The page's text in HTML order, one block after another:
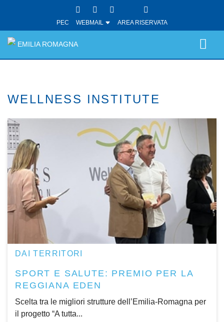
PEC WEBMAIL AREA RISERVATA
EMILIA ROMAGNA
WELLNESS INSTITUTE
DAI TERRITORI
SPORT E SALUTE: PREMIO PER LA
REGGIANA EDEN
Scelta tra le migliori strutture dell’Emilia-Romagna per
il progetto “A tutta...